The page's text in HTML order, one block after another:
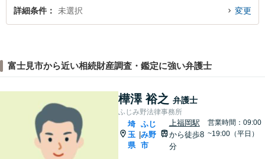
詳細条件 未選択 変更
富士見市から近い相続財産調査・鑑定に強い弁護士
樺澤 裕之 弁護士
ふじみ野法律事務所
埼
玉
県
ふじ
み野
市
上福岡駅
から徒歩8
分
営業時間：09:00
~19:00（平日）